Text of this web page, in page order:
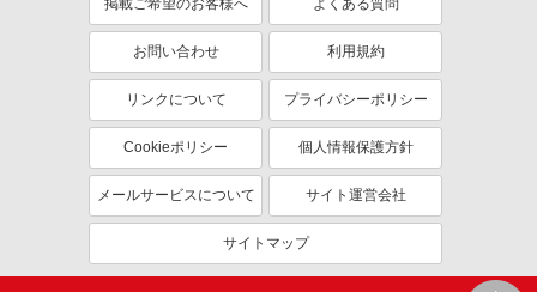
未経験歓迎
ミドル（40代～）活躍中
ボーナス・賞与あり
車通勤OK
社会保険あり
産休・育休取得実績あり
掲載ご希望のお客様へ よくある質問
お問い合わせ 利用規約
リンクについて プライバシーポリシー
Cookieポリシー 個人情報保護方針
メールサービスについて サイト運営会社
サイトマップ